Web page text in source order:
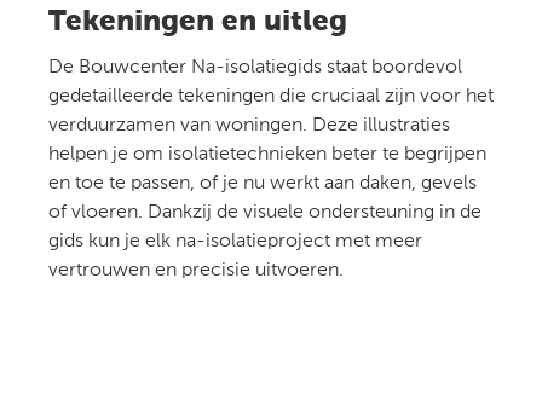
Tekeningen en uitleg
De Bouwcenter Na-isolatiegids staat boordevol
gedetailleerde tekeningen die cruciaal zijn voor het
verduurzamen van woningen. Deze illustraties
helpen je om isolatietechnieken beter te begrijpen
en toe te passen, of je nu werkt aan daken, gevels
of vloeren. Dankzij de visuele ondersteuning in de
gids kun je elk na-isolatieproject met meer
vertrouwen en precisie uitvoeren.